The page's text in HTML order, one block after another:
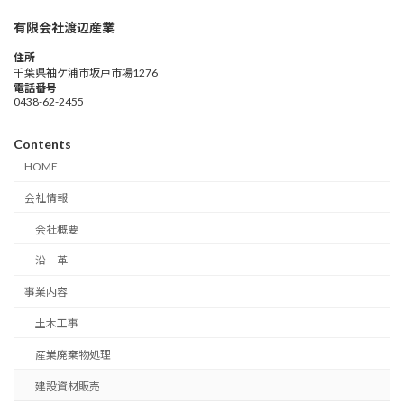
有限会社渡辺産業
住所
千葉県袖ケ浦市坂戸市場1276
電話番号
0438-62-2455
Contents
HOME
会社情報
会社概要
沿 革
事業内容
土木工事
産業廃棄物処理
建設資材販売